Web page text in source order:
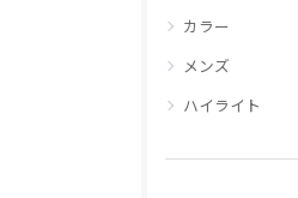
カラー
メンズ
ハイライト